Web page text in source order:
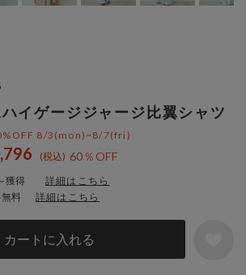
イゲージジャージ比翼シャツ
8/3(mon)~8/7(fri)
60％OFF
獲得 詳細はこちら
カートに入れる
料 詳細はこちら